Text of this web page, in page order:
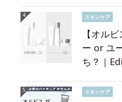
スキンケア
【オル
ー or ユ
ち？｜
スキンケア